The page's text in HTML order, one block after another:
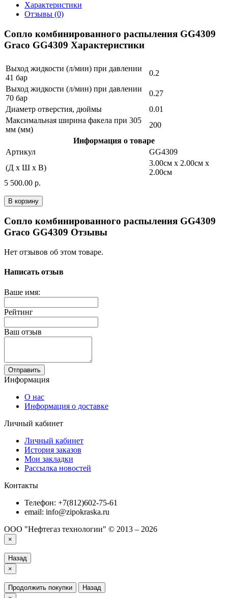
Характеристики
Отзывы (0)
Сопло комбинированного распыления GG4309
Graco GG4309 Характеристики
Выход жидкости (л/мин) при давлении
41 бар
0.2
Выход жидкости (л/мин) при давлении
70 бар
0.27
Диаметр отверстия, дюймы
0.01
Максимальная ширина факела при 305
мм (мм)
200
Информация о товаре
Артикул
GG4309
(Д x Ш x В)
3.00см x 2.00см x
2.00см
5 500.00 р.
В корзину
Сопло комбинированного распыления GG4309
Graco GG4309 Отзывы
Нет отзывов об этом товаре.
Написать отзыв
Ваше имя:
Рейтинг
Ваш отзыв
Отправить
Информация
О нас
Информация о доставке
Личный кабинет
Личный кабинет
История заказов
Мои закладки
Рассылка новостей
Контакты
Телефон: +7(812)602-75-61
email: info@zipokraska.ru
ООО "Нефтегаз технологии" © 2013 – 2026
×
Назад
×
Продолжить покупки
Назад